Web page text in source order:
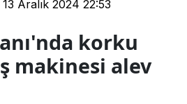
Aralık 2024 22:53
korku
makinesi alev